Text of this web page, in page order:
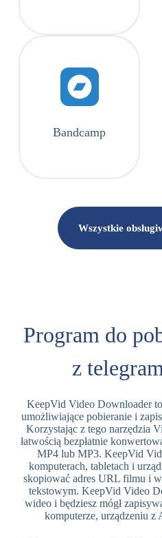
Bandcamp
Wszystkie
Program do
z
KeepVid Video Downloader
umożliwiające pobieranie i
Korzystając z tego narzędzia
łatwością bezpłatnie
MP4 lub MP3. KeepVid
komputerach, tabletach i
skopiować adres URL filmu i
tekstowym. KeepVid Video
wideo i będziesz mógł
komputerze, urządzeniu z